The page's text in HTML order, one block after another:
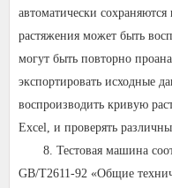
автоматически
растяжения может быть
могут быть повторно
экспортировать исходные
воспроизводить кривую
Excel, и проверять
8. Тестовая машина
GB/T2611-92 «Общие